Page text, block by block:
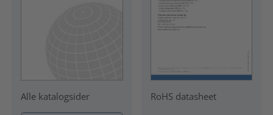
Alle katalogsider RoHS datasheet